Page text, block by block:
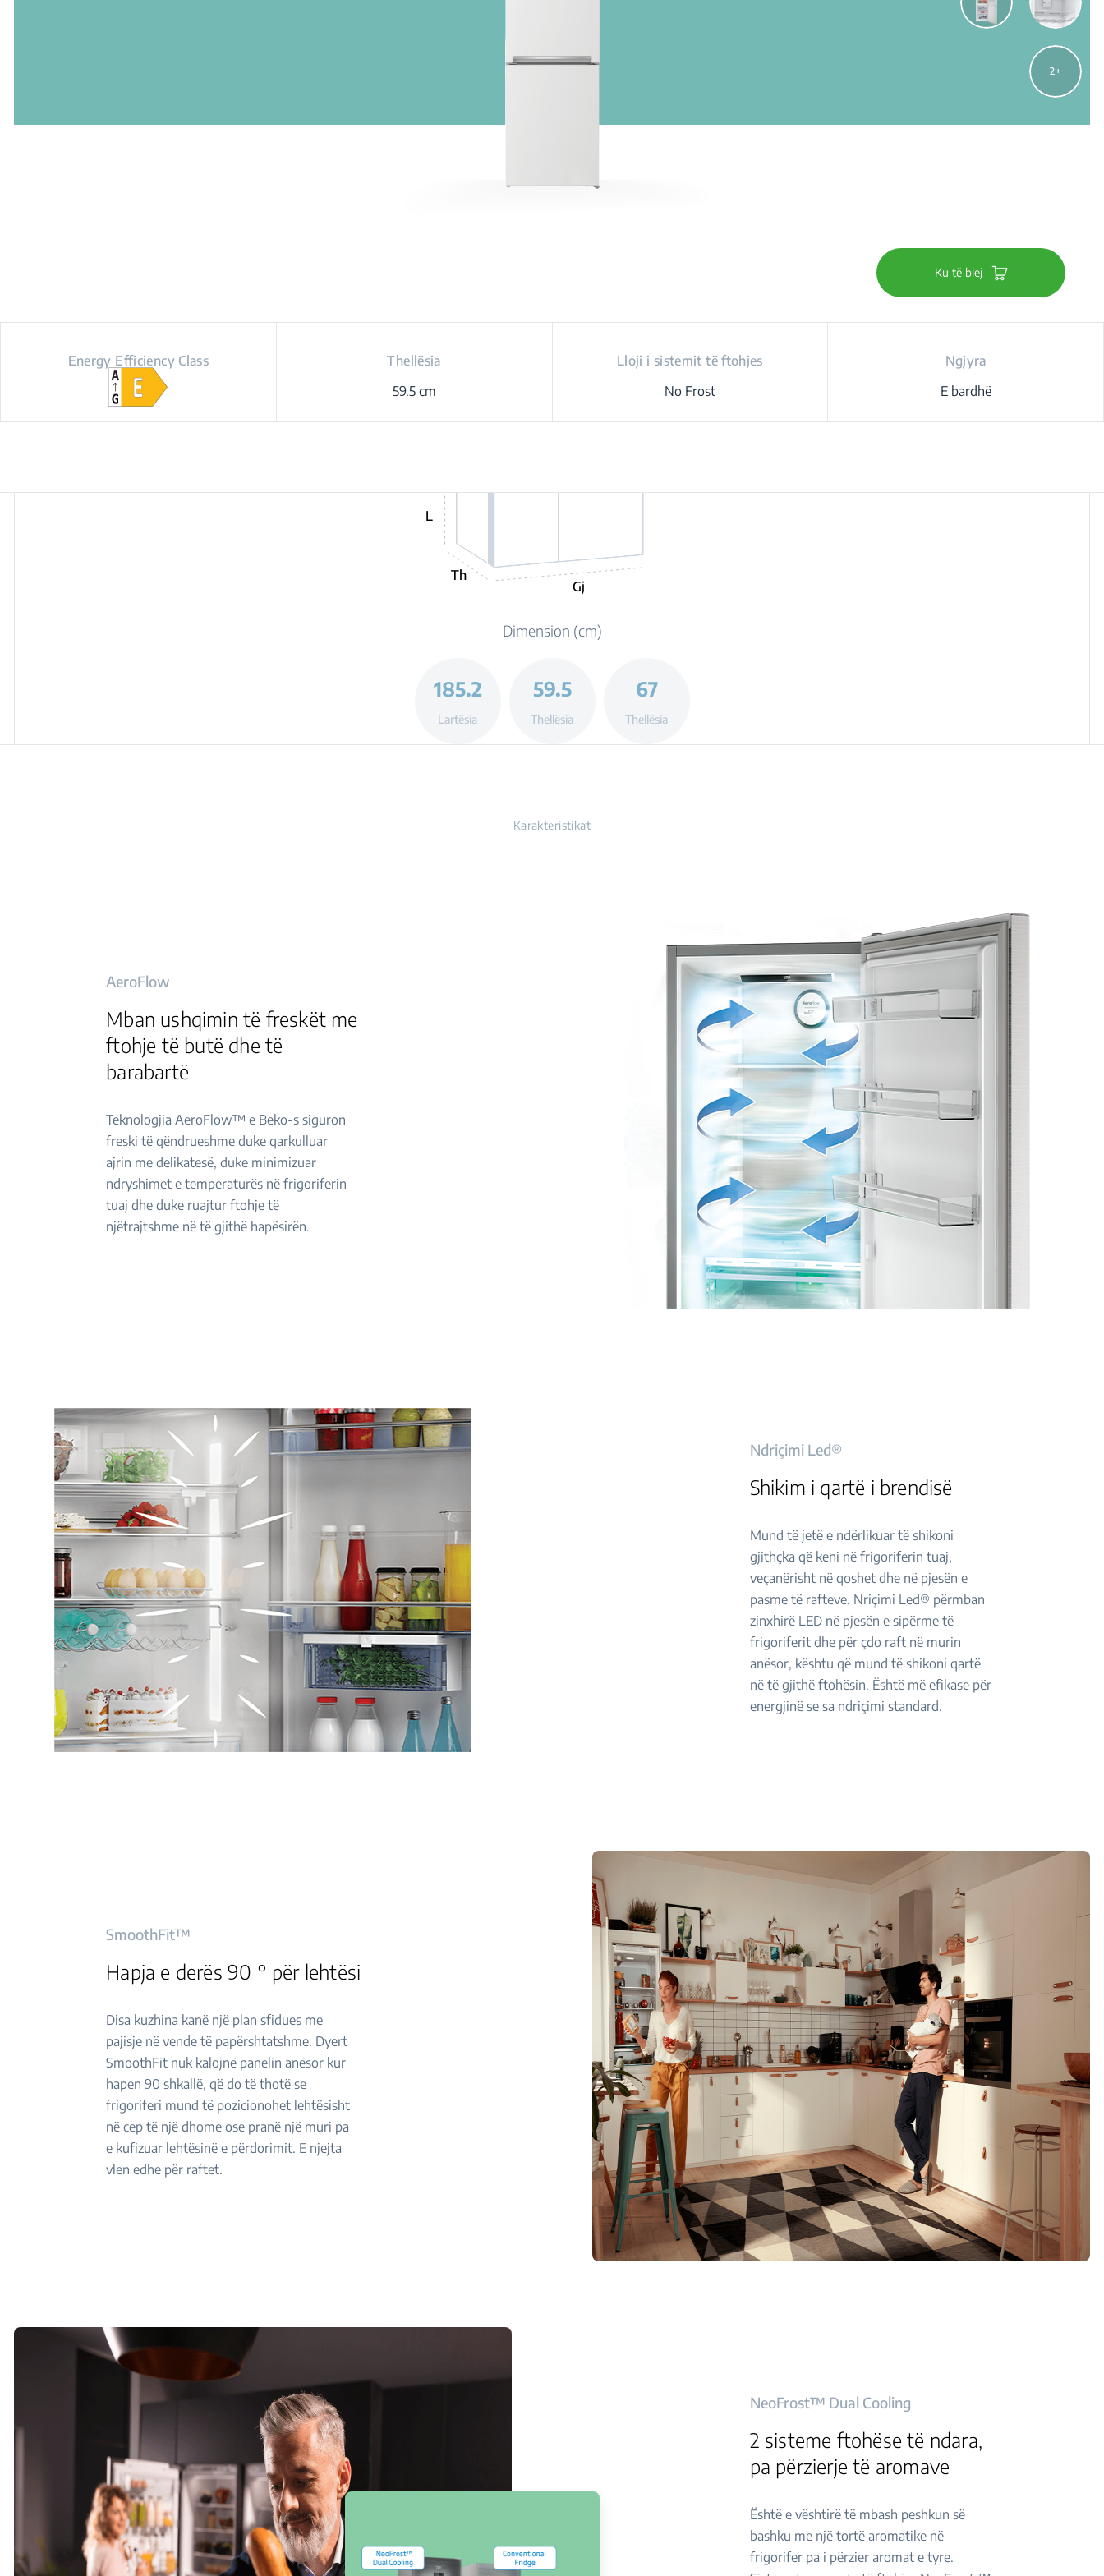
2
Ku të blej
Energy Efficiency Class
Thellësia
59.5 cm
Lloji i sistemit të ftohjes
No Frost
Ngjyra
E bardhë
L
Th
Gj
Dimension (cm)
185.2
Lartësia
59.5
Thellësia
67
Thellësia
Karakteristikat
AeroFlow
Mban ushqimin të freskët me
ftohje të butë dhe të
barabartë
Teknologjia AeroFlow™ e Beko-s siguron
freski të qëndrueshme duke qarkulluar
ajrin me delikatesë, duke minimizuar
ndryshimet e temperaturës në frigoriferin
tuaj dhe duke ruajtur ftohje të
njëtrajtshme në të gjithë hapësirën.
Ndriçimi Led®
Shikim i qartë i brendisë
Mund të jetë e ndërlikuar të shikoni
gjithçka që keni në frigoriferin tuaj,
veçanërisht në qoshet dhe në pjesën e
pasme të rafteve. Nriçimi Led® përmban
zinxhirë LED në pjesën e sipërme të
frigoriferit dhe për çdo raft në murin
anësor, kështu që mund të shikoni qartë
në të gjithë ftohësin. Është më efikase për
energjinë se sa ndriçimi standard.
SmoothFit™
Hapja e derës 90 ° për lehtësi
Disa kuzhina kanë një plan sfidues me
pajisje në vende të papërshtatshme. Dyert
SmoothFit nuk kalojnë panelin anësor kur
hapen 90 shkallë, që do të thotë se
frigoriferi mund të pozicionohet lehtësisht
në cep të një dhome ose pranë një muri pa
e kufizuar lehtësinë e përdorimit. E njejta
vlen edhe për raftet.
NeoFrost™ Dual Cooling
2 sisteme ftohëse të ndara,
pa përzierje të aromave
Është e vështirë të mbash peshkun së
bashku me një tortë aromatike në
frigorifer pa i përzier aromat e tyre.